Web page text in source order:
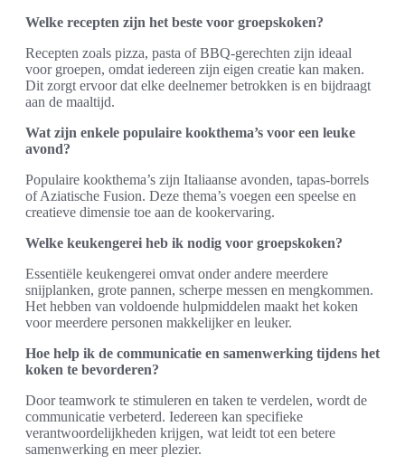
Welke recepten zijn het beste voor groepskoken?
Recepten zoals pizza, pasta of BBQ-gerechten zijn ideaal
voor groepen, omdat iedereen zijn eigen creatie kan maken.
Dit zorgt ervoor dat elke deelnemer betrokken is en bijdraagt
aan de maaltijd.
Wat zijn enkele populaire kookthema’s voor een leuke
avond?
Populaire kookthema’s zijn Italiaanse avonden, tapas-borrels
of Aziatische Fusion. Deze thema’s voegen een speelse en
creatieve dimensie toe aan de kookervaring.
Welke keukengerei heb ik nodig voor groepskoken?
Essentiële keukengerei omvat onder andere meerdere
snijplanken, grote pannen, scherpe messen en mengkommen.
Het hebben van voldoende hulpmiddelen maakt het koken
voor meerdere personen makkelijker en leuker.
Hoe help ik de communicatie en samenwerking tijdens het
koken te bevorderen?
Door teamwork te stimuleren en taken te verdelen, wordt de
communicatie verbeterd. Iedereen kan specifieke
verantwoordelijkheden krijgen, wat leidt tot een betere
samenwerking en meer plezier.